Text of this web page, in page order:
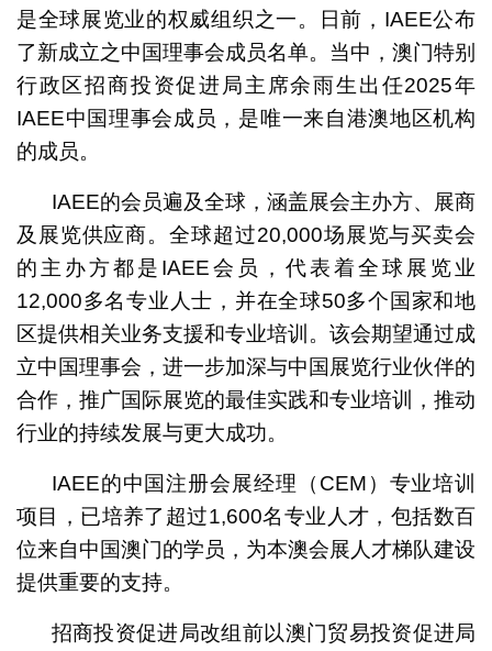
是全球展览业的权威组织之一。日前，IAEE公布
了新成立之中国理事会成员名单。当中，澳门特别
行政区招商投资促进局主席余雨生出任2025年
IAEE中国理事会成员，是唯一来自港澳地区机构
的成员。
IAEE的会员遍及全球，涵盖展会主办方、展商
及展览供应商。全球超过20,000场展览与买卖会
的主办方都是IAEE会员，代表着全球展览业
12,000多名专业人士，并在全球50多个国家和地
区提供相关业务支援和专业培训。该会期望通过成
立中国理事会，进一步加深与中国展览行业伙伴的
合作，推广国际展览的最佳实践和专业培训，推动
行业的持续发展与更大成功。
IAEE的中国注册会展经理（CEM）专业培训
项目，已培养了超过1,600名专业人才，包括数百
位来自中国澳门的学员，为本澳会展人才梯队建设
提供重要的支持。
招商投资促进局改组前以澳门贸易投资促进局